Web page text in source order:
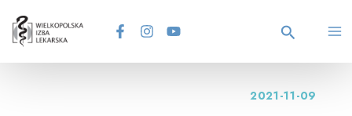
content Search
2021-11-09